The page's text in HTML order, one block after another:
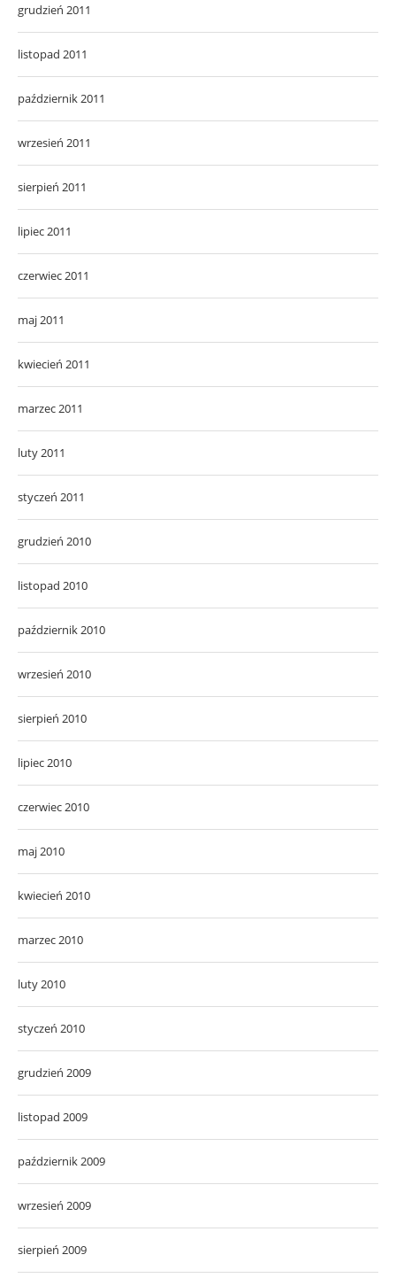
grudzień 2011
listopad 2011
październik 2011
wrzesień 2011
sierpień 2011
lipiec 2011
czerwiec 2011
maj 2011
kwiecień 2011
marzec 2011
luty 2011
styczeń 2011
grudzień 2010
listopad 2010
październik 2010
wrzesień 2010
sierpień 2010
lipiec 2010
czerwiec 2010
maj 2010
kwiecień 2010
marzec 2010
luty 2010
styczeń 2010
grudzień 2009
listopad 2009
październik 2009
wrzesień 2009
sierpień 2009